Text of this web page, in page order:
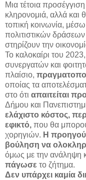
Μια τέτοια
κληρονομιά, αλλά και
τοπική κοινωνία,
πολιτιστικών
στηρίζουν την
Το καλοκαίρι του
συνεργατών και
πλαίσιο,
οποίας τα
στο ότι απαιτείται
Δήμου και
ελάχιστο κόστος,
εφικτό, που θα
χορηγιών. Η
βούληση να
όμως με την ανάληψη
πάγωσε το ζήτημα.
Δεν υπάρχει καμία